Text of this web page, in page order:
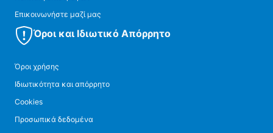
Επικοινωνήστε μαζί μας
Όροι και Ιδιωτικό Απόρρητο
Όροι χρήσης
Ιδιωτικότητα και απόρρητο
Cookies
Προσωπικά δεδομένα